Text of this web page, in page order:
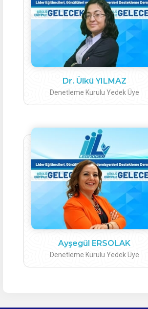
Dr. Ülkü YILMAZ
Denetleme Kurulu Yedek Üye
Ayşegül ERSOLAK
Denetleme Kurulu Yedek Üye